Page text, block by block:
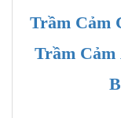
Trầm Cảm
Trầm